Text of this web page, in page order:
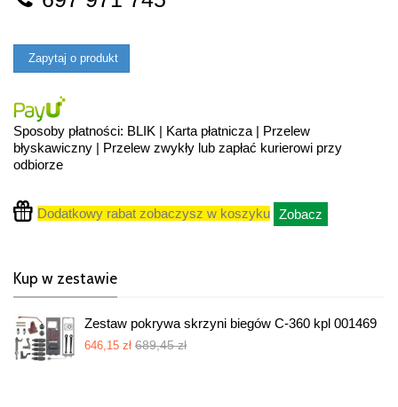
Zapytaj o produkt
Sposoby płatności: BLIK | Karta płatnicza | Przelew
błyskawiczny | Przelew zwykły lub zapłać kurierowi przy
odbiorze
Dodatkowy rabat zobaczysz w koszyku Zobacz
Kup w zestawie
Zestaw pokrywa skrzyni biegów C-360 kpl 001469
646,15 zł 689,45 zł